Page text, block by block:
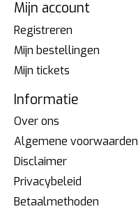
Mijn account
Registreren
Mijn bestellingen
Mijn tickets
Informatie
Over ons
Algemene voorwaarden
Disclaimer
Privacybeleid
Betaalmethoden